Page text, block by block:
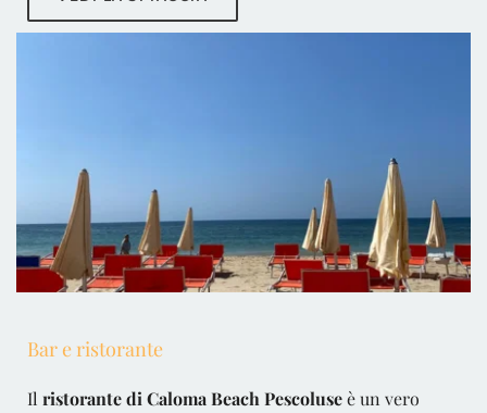
Bar e ristorante
Il ristorante di Caloma Beach Pescoluse è un vero